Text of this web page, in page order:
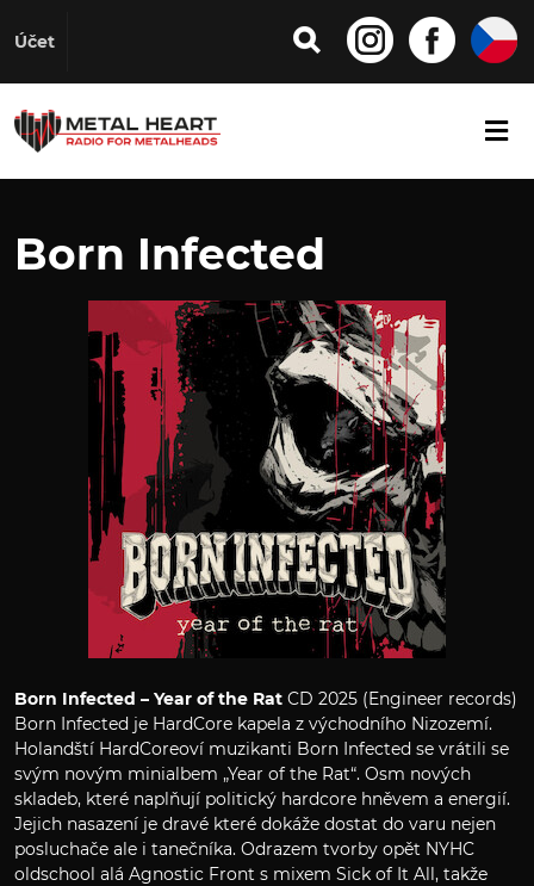
Účet
Born Infected
Born Infected – Year of the Rat CD 2025 (Engineer records)
Born Infected je HardCore kapela z východního Nizozemí.
Holandští HardCoreoví muzikanti Born Infected se vrátili se
svým novým minialbem „Year of the Rat“. Osm nových
skladeb, které naplňují politický hardcore hněvem a energií.
Jejich nasazení je dravé které dokáže dostat do varu nejen
posluchače ale i tanečníka. Odrazem tvorby opět NYHC
oldschool alá Agnostic Front s mixem Sick of It All, takže